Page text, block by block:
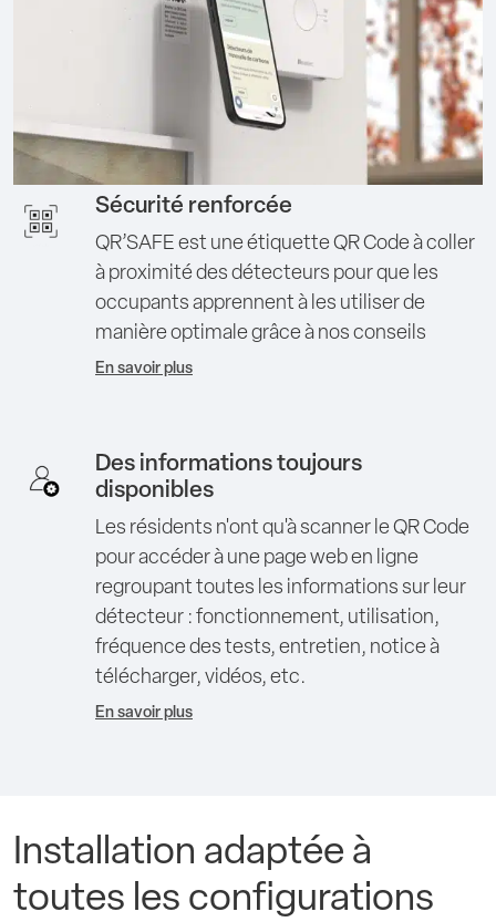
Sécurité renforcée
QR’SAFE est une étiquette QR Code à coller
à proximité des détecteurs pour que les
occupants apprennent à les utiliser de
manière optimale grâce à nos conseils
En savoir plus
Des informations toujours
disponibles
Les résidents n'ont qu'à scanner le QR Code
pour accéder à une page web en ligne
regroupant toutes les informations sur leur
détecteur : fonctionnement, utilisation,
fréquence des tests, entretien, notice à
télécharger, vidéos, etc.
En savoir plus
Installation adaptée à
toutes les configurations